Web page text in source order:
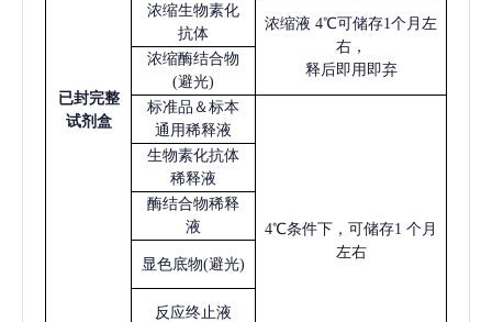
已封完整
试剂盒
浓缩生物素化
抗体
浓缩液 4℃可储存1个月左
右，
释后即用即弃
浓缩酶结合物
(避光)
标准品＆标本
通用稀释液
4℃条件下，可储存1 个月
左右
生物素化抗体
稀释液
酶结合物稀释
液
显色底物(避光)
反应终止液